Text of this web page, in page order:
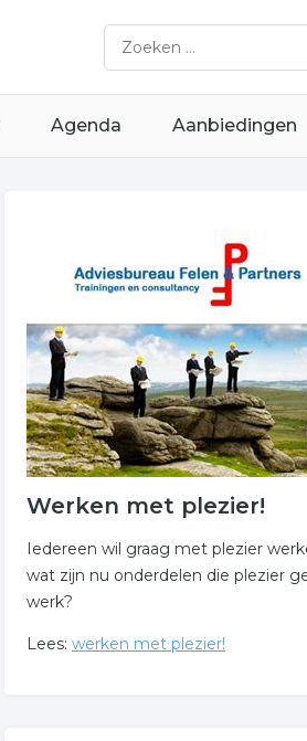
Agenda Aanbiedingen
Werken met plezier!
Iedereen wil graag met plezier
wat zijn nu onderdelen die plezier
werk?
Lees: werken met plezier!